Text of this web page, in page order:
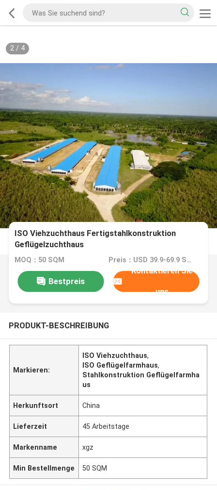
2/ 4
ISO Viehzuchthaus Fertigstahlkonstruktion
Geflügelzuchthaus
MOQ：50 SQM Preis：USD 39.9-69.9 SQM
Bestpreis
Kontaktieren Sie
uns
PRODUKT-BESCHREIBUNG
Markieren:
ISO Viehzuchthaus,
ISO Geflügelfarmhaus,
Stahlkonstruktion Geflügelfarmha
us
Herkunftsort China
Lieferzeit 45 Arbeitstage
Markenname xgz
Min Bestellmenge 50 SQM